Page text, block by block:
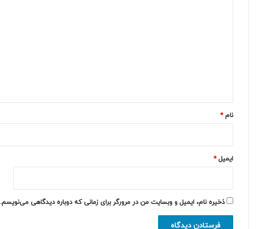
نام*
ایمیل*
ذخیره نام، ایمیل و وبسایت من در مرورگر برای زمانی که دوباره دیدگاهی می‌نویسم.